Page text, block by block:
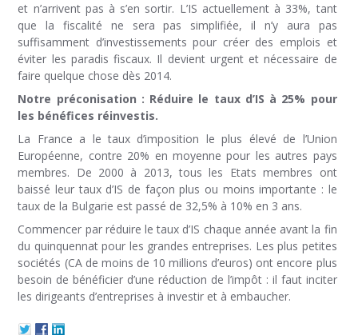
et n’arrivent pas à s’en sortir. L’IS actuellement à 33%, tant
que la fiscalité ne sera pas simplifiée, il n’y aura pas
suffisamment d’investissements pour créer des emplois et
éviter les paradis fiscaux. Il devient urgent et nécessaire de
faire quelque chose dès 2014.
Notre préconisation : Réduire le taux d’IS à 25% pour
les bénéfices réinvestis.
La France a le taux d’imposition le plus élevé de l’Union
Européenne, contre 20% en moyenne pour les autres pays
membres. De 2000 à 2013, tous les Etats membres ont
baissé leur taux d’IS de façon plus ou moins importante : le
taux de la Bulgarie est passé de 32,5% à 10% en 3 ans.
Commencer par réduire le taux d’IS chaque année avant la fin
du quinquennat pour les grandes entreprises. Les plus petites
sociétés (CA de moins de 10 millions d’euros) ont encore plus
besoin de bénéficier d’une réduction de l’impôt : il faut inciter
les dirigeants d’entreprises à investir et à embaucher.